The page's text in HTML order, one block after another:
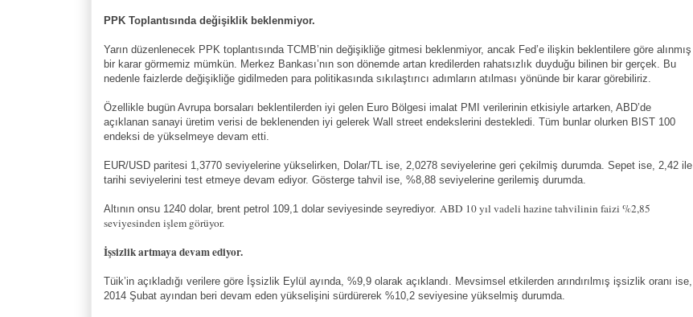
PPK Toplantısında değişiklik beklenmiyor.
Yarın düzenlenecek PPK toplantısında TCMB’nin değişikliğe gitmesi beklenmiyor, ancak Fed’e ilişkin beklentilere göre alınmış
bir karar görmemiz mümkün. Merkez Bankası’nın son dönemde artan kredilerden rahatsızlık duyduğu bilinen bir gerçek. Bu
nedenle faizlerde değişikliğe gidilmeden para politikasında sıkılaştırıcı adımların atılması yönünde bir karar görebiliriz.
Özellikle bugün Avrupa borsaları beklentilerden iyi gelen Euro Bölgesi imalat PMI verilerinin etkisiyle artarken, ABD’de
açıklanan sanayi üretim verisi de beklenenden iyi gelerek Wall street endekslerini destekledi. Tüm bunlar olurken BIST 100
endeksi de yükselmeye devam etti.
EUR/USD paritesi 1,3770 seviyelerine yükselirken, Dolar/TL ise, 2,0278 seviyelerine geri çekilmiş durumda. Sepet ise, 2,42 ile
tarihi seviyelerini test etmeye devam ediyor. Gösterge tahvil ise, %8,88 seviyelerine gerilemiş durumda.
Altının onsu 1240 dolar, brent petrol 109,1 dolar seviyesinde seyrediyor. ABD 10 yıl vadeli hazine tahvilinin faizi %2,85
seviyesinden işlem görüyor.
İşsizlik artmaya devam ediyor.
Tüik’in açıkladığı verilere göre İşsizlik Eylül ayında, %9,9 olarak açıklandı. Mevsimsel etkilerden arındırılmış işsizlik oranı ise,
2014 Şubat ayından beri devam eden yükselişini sürdürerek %10,2 seviyesine yükselmiş durumda.